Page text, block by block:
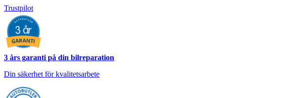
Trustpilot
3 års garanti på din bilreparation
Din säkerhet för kvalitetsarbete